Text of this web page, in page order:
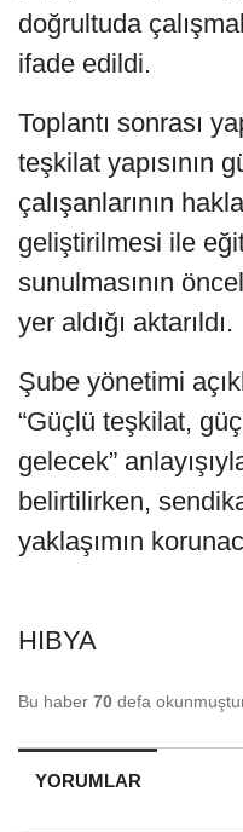
doğrultuda
ifade edildi.
Toplantı sonrası
teşkilat yapısının
çalışanlarının
geliştirilmesi ile
sunulmasının
yer aldığı aktarıldı.
Şube yönetimi
“Güçlü teşkilat,
gelecek”
belirtilirken,
yaklaşımın
HIBYA
Bu haber 70 defa
YORUMLAR